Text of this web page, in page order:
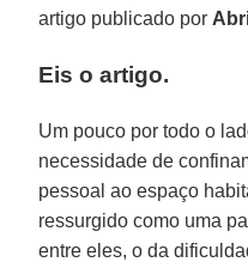
artigo publicado por
Eis o artigo.
Um pouco por todo o
necessidade de
pessoal ao espaço
ressurgido como uma
entre eles, o da